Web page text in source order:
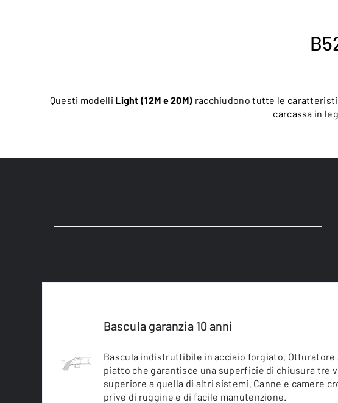
Questi modelli Light (12M e 20M) racchiudono tutte le
carcassa in
Bascula garanzia 10 anni
Bascula indistruttibile in acciaio forgiato. Otturatore
piatto che garantisce una superficie di chiusura tre
superiore a quella di altri sistemi. Canne e camere
prive di ruggine e di facile manutenzione.